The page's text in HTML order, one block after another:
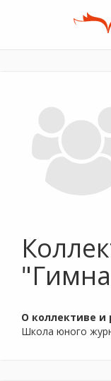
О коллективе и
Школа юного